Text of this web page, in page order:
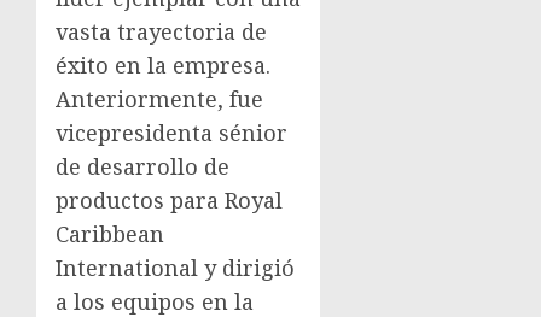
vasta trayectoria de
éxito en la empresa.
Anteriormente, fue
vicepresidenta sénior
de desarrollo de
productos para Royal
Caribbean
International y dirigió
a los equipos en la